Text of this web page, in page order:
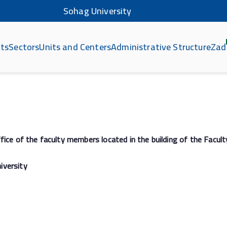
Sohag University
SectorsUnits and CentersAdministrative StructureZad
of the faculty members located in the building of the